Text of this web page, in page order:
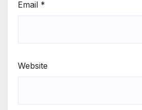
Email *
Website